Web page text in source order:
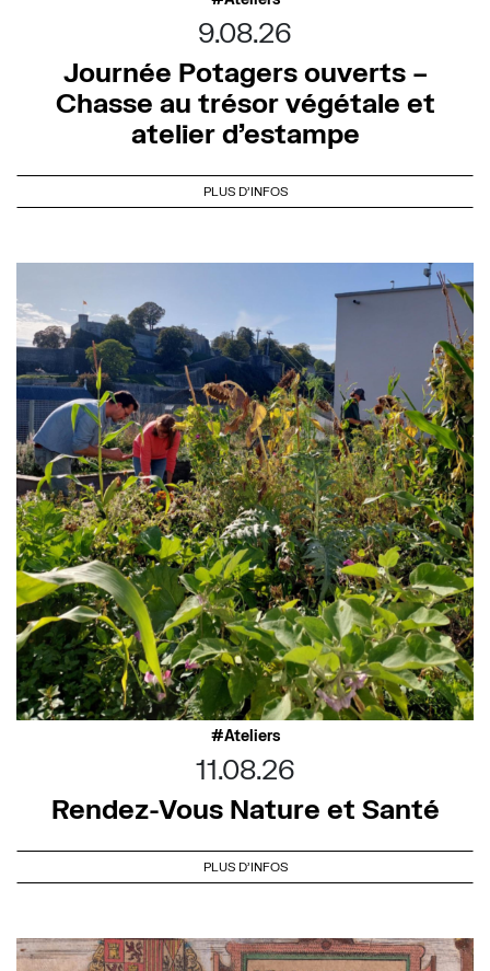
9.08.26
Journée Potagers ouverts –
Chasse au trésor végétale et
atelier d’estampe
PLUS D'INFOS
Ateliers
11.08.26
Rendez-Vous Nature et Santé
PLUS D'INFOS